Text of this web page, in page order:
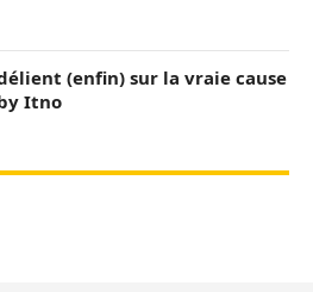
(enfin) sur la vraie cause
Itno